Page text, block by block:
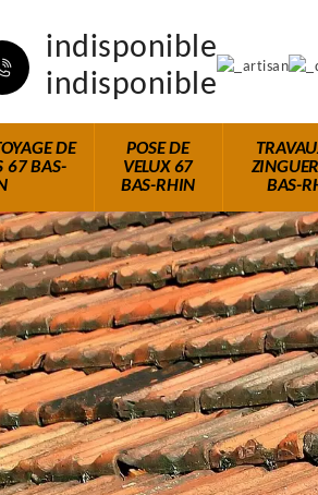
indisponible
indisponible
DE
67 BAS-
POSE DE
VELUX 67
BAS-RHIN
BAS-